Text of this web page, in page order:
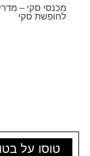
טוסו על
מכנסי סקי –
לחופשת סקי